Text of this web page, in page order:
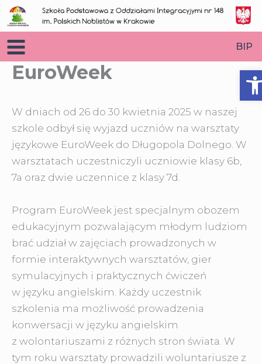
Przejdź
do
treści
BIP
EuroWeek
W dniach od 26 do 30 kwietnia 2025 w naszej
szkole odbył się wyjazd uczniów na warsztaty
językowe EuroWeek do Długopola Dolnego. W
warsztatach uczestniczyli uczniowie klasy 6b,
7a oraz dwie uczennice z klasy 7d.
Program EuroWeek jest specjalnym obozem
edukacyjnym pozwalającym młodym ludziom
brać udział w zajęciach prowadzonych w
formie interaktywnych warsztatów, gier
symulacyjnych i praktycznych ćwiczeń
w języku angielskim. Każdy uczestnik
szkolenia ma możliwość prowadzenia
konwersacji w języku angielskim
z wolontariuszami z różnych stron świata. W
tym roku warsztaty prowadzili woluntariusze z